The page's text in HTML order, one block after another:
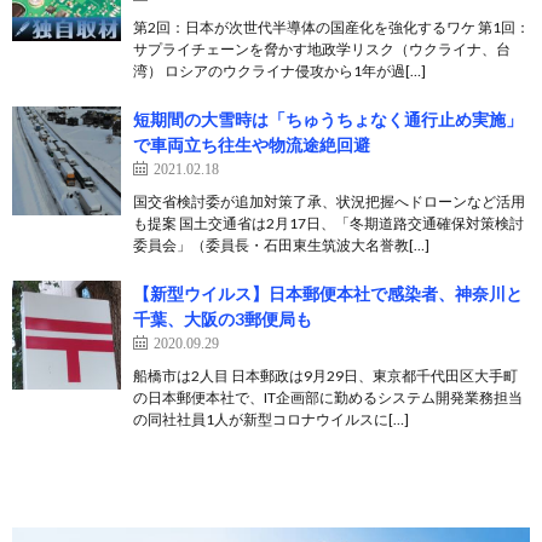
第2回：日本が次世代半導体の国産化を強化するワケ 第1回：
サプライチェーンを脅かす地政学リスク（ウクライナ、台
湾） ロシアのウクライナ侵攻から1年が過[…]
短期間の大雪時は「ちゅうちょなく通行止め実施」
で車両立ち往生や物流途絶回避
2021.02.18
国交省検討委が追加対策了承、状況把握へドローンなど活用
も提案 国土交通省は2月17日、「冬期道路交通確保対策検討
委員会」（委員長・石田東生筑波大名誉教[…]
【新型ウイルス】日本郵便本社で感染者、神奈川と
千葉、大阪の3郵便局も
2020.09.29
船橋市は2人目 日本郵政は9月29日、東京都千代田区大手町
の日本郵便本社で、IT企画部に勤めるシステム開発業務担当
の同社社員1人が新型コロナウイルスに[…]